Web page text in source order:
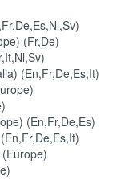
(Fr,De)
(En,Fr,De,Es,It)
(En,Fr,De,Es)